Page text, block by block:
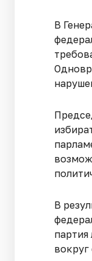
В
В
вокруг